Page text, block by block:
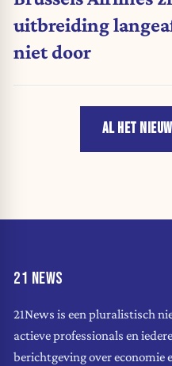
uitbreiding
niet door
AL HET
21 NEWS
21News is een pluralistisch
actieve professionals en
berichtgeving over economie